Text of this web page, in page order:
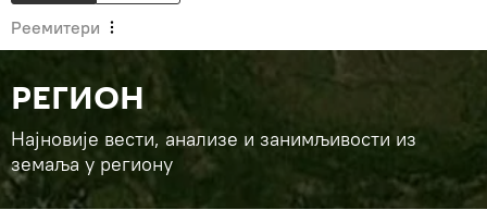
Реемитери
РЕГИОН
Најновије вести, анализе и занимљивости из
земаља у региону